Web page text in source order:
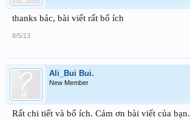
thanks bác, bài viết rất bổ ích
8/5/13
Ali_Bui Bui.
New Member
Rất chi tiết và bổ ích. Cảm ơn bài viết của bạn.